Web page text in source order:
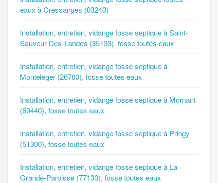
eaux à Cressanges (03240)
Installation, entretien, vidange fosse septique à Saint-
Sauveur-Des-Landes (35133), fosse toutes eaux
Installation, entretien, vidange fosse septique à
Monteleger (26760), fosse toutes eaux
Installation, entretien, vidange fosse septique à Mornant
(69440), fosse toutes eaux
Installation, entretien, vidange fosse septique à Pringy
(51300), fosse toutes eaux
Installation, entretien, vidange fosse septique à La
Grande-Paroisse (77130), fosse toutes eaux